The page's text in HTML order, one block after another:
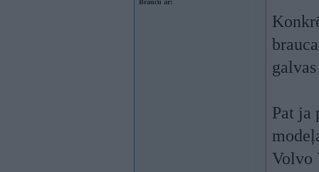
Braucu ar:
Pat ja
Volvo